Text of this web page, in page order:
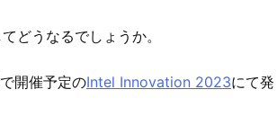
どうなるでしょうか。
開催予定のIntel Innovation 2023にて発